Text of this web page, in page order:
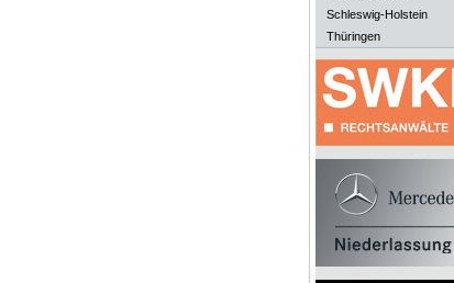
Schleswig-Holstein
Thüringen